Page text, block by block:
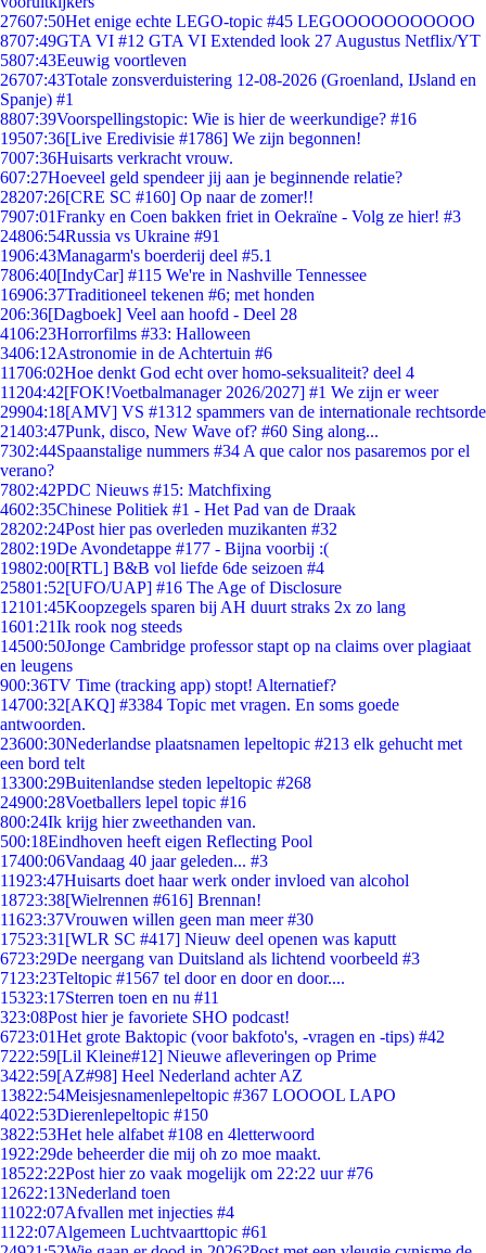
27607:50Het enige echte LEGO-topic #45 LEGOOOOOOOOOOO
8707:49GTA VI #12 GTA VI Extended look 27 Augustus Netflix/YT
5807:43Eeuwig voortleven
26707:43Totale zonsverduistering 12-08-2026 (Groenland, IJsland en
Spanje) #1
8807:39Voorspellingstopic: Wie is hier de weerkundige? #16
19507:36[Live Eredivisie #1786] We zijn begonnen!
7007:36Huisarts verkracht vrouw.
607:27Hoeveel geld spendeer jij aan je beginnende relatie?
28207:26[CRE SC #160] Op naar de zomer!!
7907:01Franky en Coen bakken friet in Oekraïne - Volg ze hier! #3
24806:54Russia vs Ukraine #91
1906:43Managarm's boerderij deel #5.1
7806:40[IndyCar] #115 We're in Nashville Tennessee
16906:37Traditioneel tekenen #6; met honden
206:36[Dagboek] Veel aan hoofd - Deel 28
4106:23Horrorfilms #33: Halloween
3406:12Astronomie in de Achtertuin #6
11706:02Hoe denkt God echt over homo-seksualiteit? deel 4
11204:42[FOK!Voetbalmanager 2026/2027] #1 We zijn er weer
29904:18[AMV] VS #1312 spammers van de internationale rechtsorde
21403:47Punk, disco, New Wave of? #60 Sing along...
7302:44Spaanstalige nummers #34 A que calor nos pasaremos por el
verano?
7802:42PDC Nieuws #15: Matchfixing
4602:35Chinese Politiek #1 - Het Pad van de Draak
28202:24Post hier pas overleden muzikanten #32
2802:19De Avondetappe #177 - Bijna voorbij :(
19802:00[RTL] B&B vol liefde 6de seizoen #4
25801:52[UFO/UAP] #16 The Age of Disclosure
12101:45Koopzegels sparen bij AH duurt straks 2x zo lang
1601:21Ik rook nog steeds
14500:50Jonge Cambridge professor stapt op na claims over plagiaat
en leugens
900:36TV Time (tracking app) stopt! Alternatief?
14700:32[AKQ] #3384 Topic met vragen. En soms goede
antwoorden.
23600:30Nederlandse plaatsnamen lepeltopic #213 elk gehucht met
een bord telt
13300:29Buitenlandse steden lepeltopic #268
24900:28Voetballers lepel topic #16
800:24Ik krijg hier zweethanden van.
500:18Eindhoven heeft eigen Reflecting Pool
17400:06Vandaag 40 jaar geleden... #3
11923:47Huisarts doet haar werk onder invloed van alcohol
18723:38[Wielrennen #616] Brennan!
11623:37Vrouwen willen geen man meer #30
17523:31 [WLR SC #417] Nieuw deel openen was kaputt
6723:29De neergang van Duitsland als lichtend voorbeeld #3
71 23:23Teltopic #1567 tel door en door en door....
15323:17Sterren toen en nu #11
323:08Post hier je favoriete SHO podcast!
6723:01Het grote Baktopic (voor bakfoto's, -vragen en -tips) #42
7222:59[Lil Kleine#12] Nieuwe afleveringen op Prime
3422:59[AZ#98] Heel Nederland achter AZ
13822:54Meisjesnamenlepeltopic #367 LOOOOL LAPO
4022:53Dierenlepeltopic #150
3822:53Het hele alfabet #108 en 4letterwoord
1922:29de beheerder die mij oh zo moe maakt.
18522:22Post hier zo vaak mogelijk om 22:22 uur #76
12622:13Nederland toen
11022:07Afvallen met injecties #4
11 22:07Algemeen Luchtvaarttopic #61